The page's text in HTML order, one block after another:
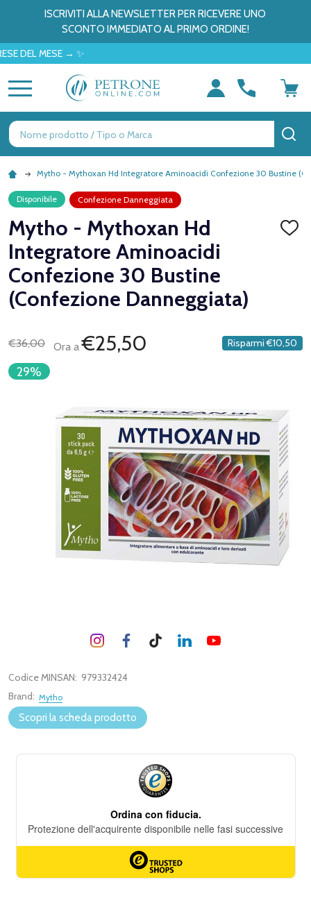
ISCRIVITI ALLA NEWSLETTER PER RICEVERE UNO
SCONTO IMMEDIATO AL PRIMO ORDINE!
MESE → ✨
Ricerca
Mytho - Mythoxan Hd Integratore Aminoacidi Confezione 30 Bustine
Disponibile Confezione Danneggiata
Mytho - Mythoxan Hd
Integratore Aminoacidi
Confezione 30 Bustine
(Confezione Danneggiata)
€36,00 Ora a€25,50 Risparmi €10,50
29%
Codice MINSAN: 979332424
Brand: Mytho
Scopri la scheda prodotto